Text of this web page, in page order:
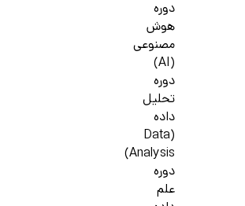
دوره
هوش
مصنوعی
(AI)
دوره
تحلیل
داده
(Data
Analysis)
دوره
علم